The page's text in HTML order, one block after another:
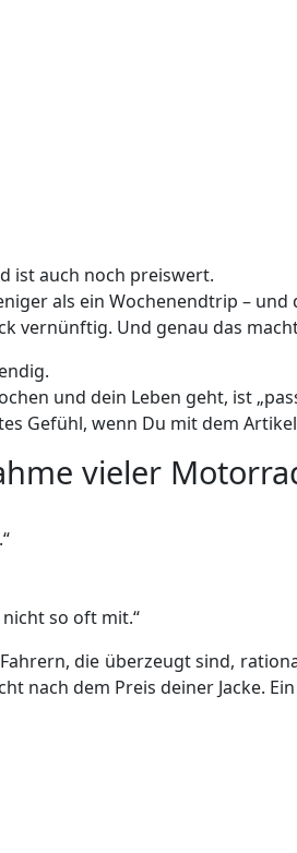
ist auch noch preiswert.
als ein Wochenendtrip –
vernünftig. Und genau das
und dein Leben geht, ist
Gefühl, wenn Du mit dem
vieler
so oft mit.“
die überzeugt sind,
nach dem Preis deiner Jacke.